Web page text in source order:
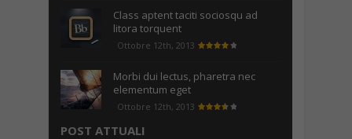
Class aptent taciti sociosqu ad
litora torquent
Ottobre 12th, 2013
Morbi dui lectus, pharetra nec
elementum eget
Ottobre 12th, 2013
POST ATTUALI